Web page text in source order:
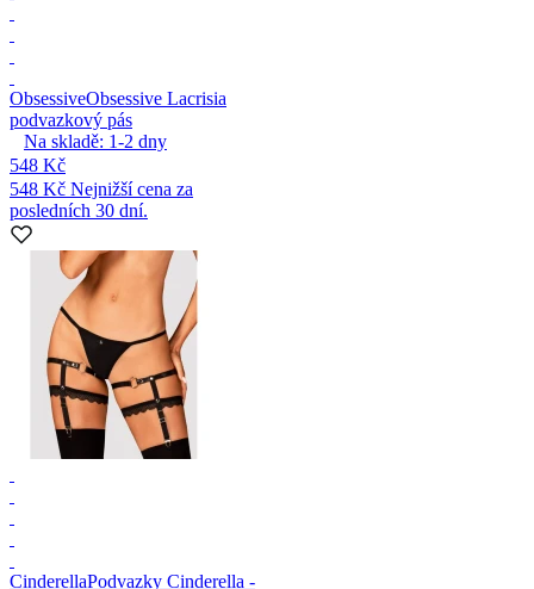
ObsessiveObsessive Lacrisia
podvazkový pás
Na skladě: 1-2 dny
548 Kč
548 Kč Nejnižší cena za
posledních 30 dní.
CinderellaPodvazky Cinderella -